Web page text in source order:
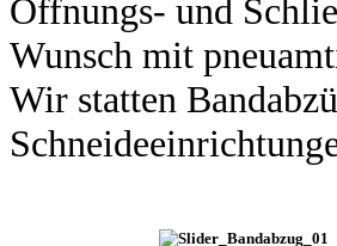
Öffnungs- und
Wunsch mit
Wir statten